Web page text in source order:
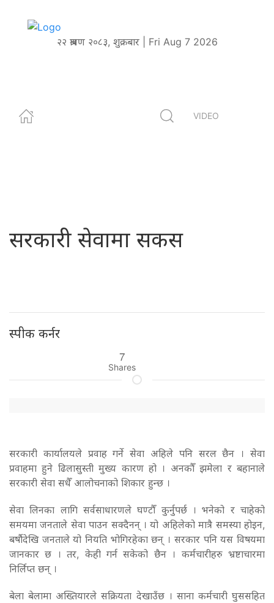
२२ श्रावण २०८३, शुक्रबार | Fri Aug 7 2026
VIDEO
सरकारी सेवामा सकस
स्पीक कर्नर
7
Shares
सरकारी कार्यालयले प्रवाह गर्ने सेवा अहिले पनि सरल छैन । सेवा
प्रवाहमा हुने ढिलासुस्ती मुख्य कारण हो । अनकौँ झमेला र बहानाले
सरकारी सेवा सधैँ आलोचनाको शिकार हुन्छ ।
सेवा लिनका लागि सर्वसाधारणले घण्टौँ कुर्नुपर्छ । भनेको र चाहेको
समयमा जनताले सेवा पाउन सक्दैनन् । यो अहिलेको मात्रै समस्या होइन,
बर्षाैदेखि जनताले यो नियति भोगिरहेका छन् । सरकार पनि यस विषयमा
जानकार छ । तर, केही गर्न सकेको छैन । कर्मचारीहरु भ्रष्टाचारमा
निर्लिप्त छन् ।
बेला बेलामा अख्तियारले सक्रियता देखाउँछ । साना कर्मचारी घुससहित